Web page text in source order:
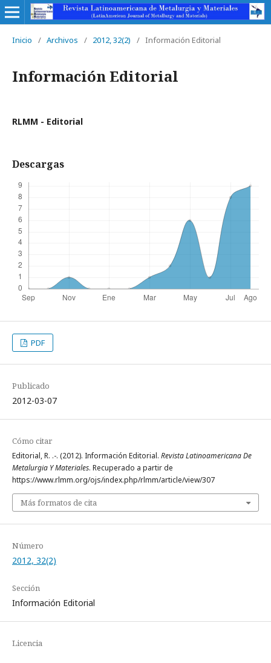
Inicio / Archivos / 2012, 32(2) / Información Editorial
Información Editorial
RLMM - Editorial
Descargas
PDF
Publicado
2012-03-07
Cómo citar
Editorial, R. .-. (2012). Información Editorial. Revista Latinoamericana De
Metalurgia Y Materiales. Recuperado a partir de
https://www.rlmm.org/ojs/index.php/rlmm/article/view/307
Más formatos de cita
Número
2012, 32(2)
Sección
Información Editorial
Licencia